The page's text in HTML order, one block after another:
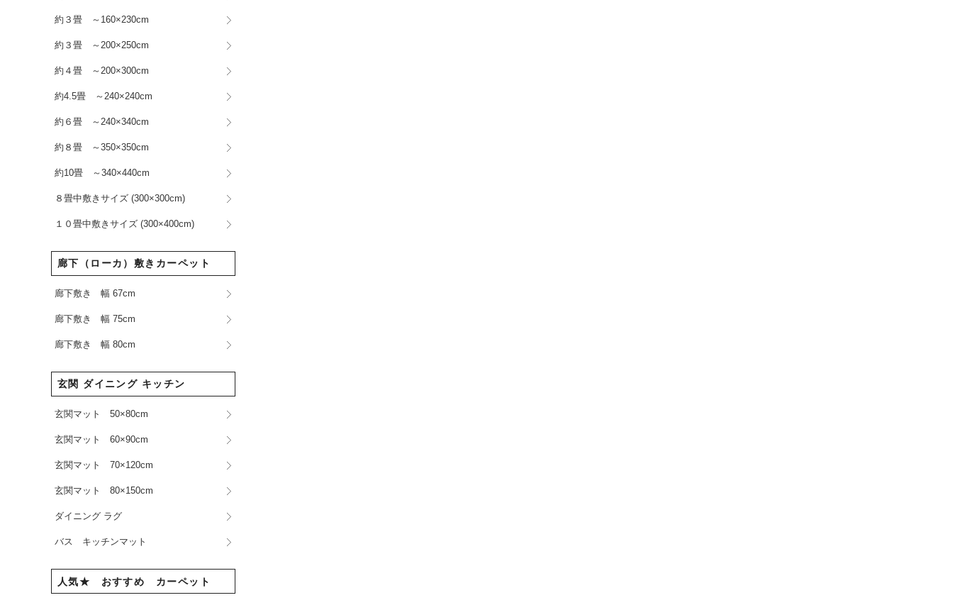
約３畳 ～160×230cm
約３畳 ～200×250cm
約４畳 ～200×300cm
約4.5畳 ～240×240cm
約６畳 ～240×340cm
約８畳 ～350×350cm
約10畳 ～340×440cm
８畳中敷きサイズ (300×300cm)
１０畳中敷きサイズ (300×400cm)
廊下（ローカ）敷きカーペット
廊下敷き 幅 67cm
廊下敷き 幅 75cm
廊下敷き 幅 80cm
玄関 ダイニング キッチン
玄関マット 50×80cm
玄関マット 60×90cm
玄関マット 70×120cm
玄関マット 80×150cm
ダイニング ラグ
バス キッチンマット
人気★ おすすめ カーペット